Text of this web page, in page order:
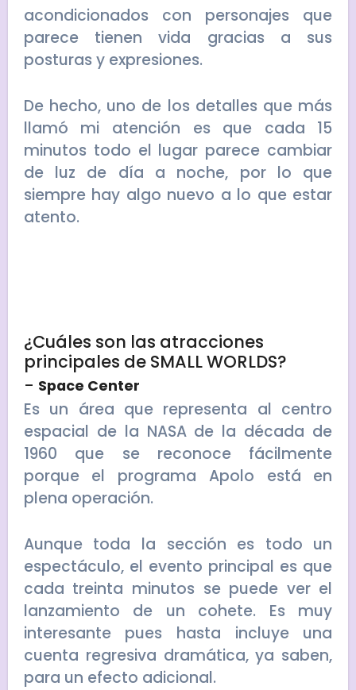
acondicionados con personajes que
parece tienen vida gracias a sus
posturas y expresiones.
De hecho, uno de los detalles que más
llamó mi atención es que cada 15
minutos todo el lugar parece cambiar
de luz de día a noche, por lo que
siempre hay algo nuevo a lo que estar
atento.
¿Cuáles son las atracciones
principales de SMALL WORLDS?
– Space Center
Es un área que representa al centro
espacial de la NASA de la década de
1960 que se reconoce fácilmente
porque el programa Apolo está en
plena operación.
Aunque toda la sección es todo un
espectáculo, el evento principal es que
cada treinta minutos se puede ver el
lanzamiento de un cohete. Es muy
interesante pues hasta incluye una
cuenta regresiva dramática, ya saben,
para un efecto adicional.